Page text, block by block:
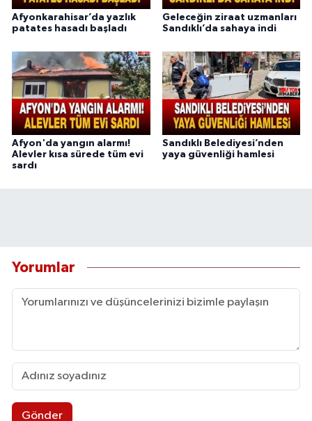
Afyonkarahisar’da yazlık
patates hasadı başladı
Geleceğin ziraat uzmanları
Sandıklı’da sahaya indi
Afyon'da yangın alarmı!
Alevler kısa sürede tüm evi
sardı
Sandıklı Belediyesi’nden
yaya güvenliği hamlesi
Yorumlar
Gönder